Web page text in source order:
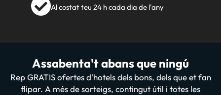
Al costat teu 24 h cada dia de l'any
Assabenta't abans que ningú
Rep GRATIS ofertes d'hotels dels bons, dels que et fan
flipar. A més de sorteigs, contingut útil i totes les